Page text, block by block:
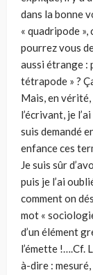
dans la bonne
« quadripode
pourrez vous
aussi étrange :
tétrapode » ?
Mais, en vérité,
l’écrivant, je
suis demandé
enfance ces
Je suis sûr
puis je l’ai
comment on
mot «
d’un élément
l’émette !….Cf.
à-dire : mesuré,